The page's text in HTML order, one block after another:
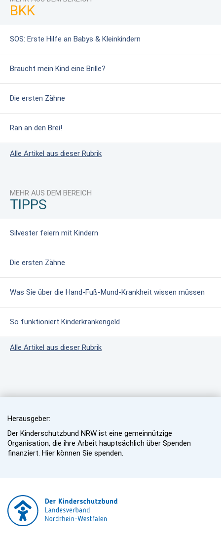
BKK
SOS: Erste Hilfe an Babys & Kleinkindern
Braucht mein Kind eine Brille?
Die ersten Zähne
Ran an den Brei!
Alle Artikel aus dieser Rubrik
MEHR AUS DEM BEREICH
TIPPS
Silvester feiern mit Kindern
Die ersten Zähne
Was Sie über die Hand-Fuß-Mund-Krankheit wissen müssen
So funktioniert Kinderkrankengeld
Alle Artikel aus dieser Rubrik
Herausgeber:
Der Kinderschutzbund NRW ist eine gemeinnützige
Organisation, die ihre Arbeit hauptsächlich über Spenden
finanziert. Hier können Sie spenden.